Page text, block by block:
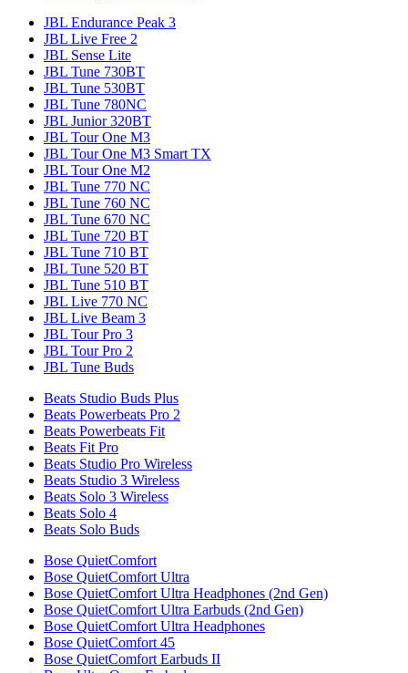
JBL Endurance Peak 3
JBL Live Free 2
JBL Sense Lite
JBL Tune 730BT
JBL Tune 530BT
JBL Tune 780NC
JBL Junior 320BT
JBL Tour One M3
JBL Tour One M3 Smart TX
JBL Tour One M2
JBL Tune 770 NC
JBL Tune 760 NC
JBL Tune 670 NC
JBL Tune 720 BT
JBL Tune 710 BT
JBL Tune 520 BT
JBL Tune 510 BT
JBL Live 770 NC
JBL Live Beam 3
JBL Tour Pro 3
JBL Tour Pro 2
JBL Tune Buds
Beats Studio Buds Plus
Beats Powerbeats Pro 2
Beats Powerbeats Fit
Beats Fit Pro
Beats Studio Pro Wireless
Beats Studio 3 Wireless
Beats Solo 3 Wireless
Beats Solo 4
Beats Solo Buds
Bose QuietComfort
Bose QuietComfort Ultra
Bose QuietComfort Ultra Headphones (2nd Gen)
Bose QuietComfort Ultra Earbuds (2nd Gen)
Bose QuietComfort Ultra Headphones
Bose QuietComfort 45
Bose QuietComfort Earbuds II